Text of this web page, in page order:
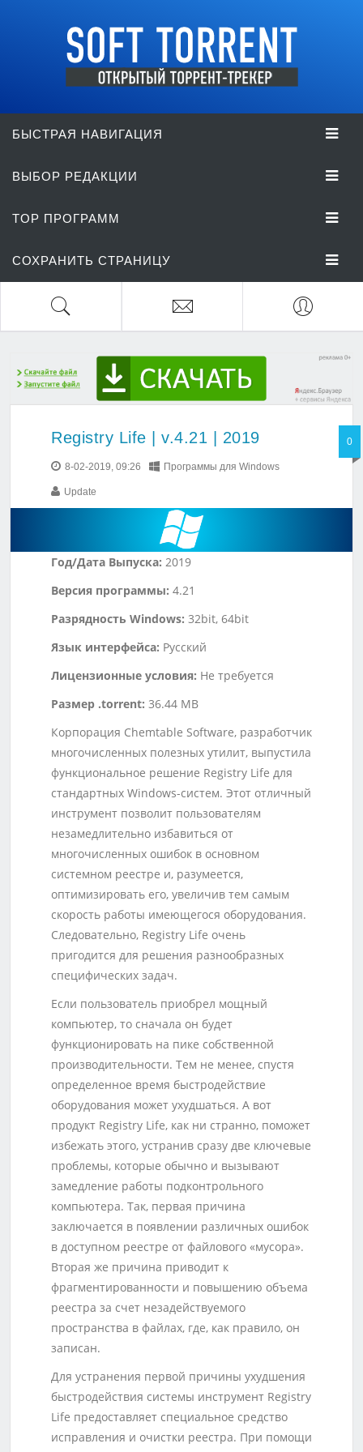
БЫСТРАЯ НАВИГАЦИЯ
ВЫБОР РЕДАКЦИИ
TOP ПРОГРАММ
СОХРАНИТЬ СТРАНИЦУ
Registry Life | v.4.21 | 2019 0
8-02-2019, 09:26 Программы для Windows
Update
Год/Дата Выпуска: 2019
Версия программы: 4.21
Разрядность Windows: 32bit, 64bit
Язык интерфейса: Русский
Лицензионные условия: Не требуется
Размер .torrent: 36.44 MB
Корпорация Chemtable Software, разработчик
многочисленных полезных утилит, выпустила
функциональное решение Registry Life для
стандартных Windows-систем. Этот отличный
инструмент позволит пользователям
незамедлительно избавиться от
многочисленных ошибок в основном
системном реестре и, разумеется,
оптимизировать его, увеличив тем самым
скорость работы имеющегося оборудования.
Следовательно, Registry Life очень
пригодится для решения разнообразных
специфических задач.
Если пользователь приобрел мощный
компьютер, то сначала он будет
функционировать на пике собственной
производительности. Тем не менее, спустя
определенное время быстродействие
оборудования может ухудшаться. А вот
продукт Registry Life, как ни странно, поможет
избежать этого, устранив сразу две ключевые
проблемы, которые обычно и вызывают
замедление работы подконтрольного
компьютера. Так, первая причина
заключается в появлении различных ошибок
в доступном реестре от файлового «мусора».
Вторая же причина приводит к
фрагментированности и повышению объема
реестра за счет незадействуемого
пространства в файлах, где, как правило, он
записан.
Для устранения первой причины ухудшения
быстродействия системы инструмент Registry
Life предоставляет специальное средство
исправления и очистки реестра. При помощи